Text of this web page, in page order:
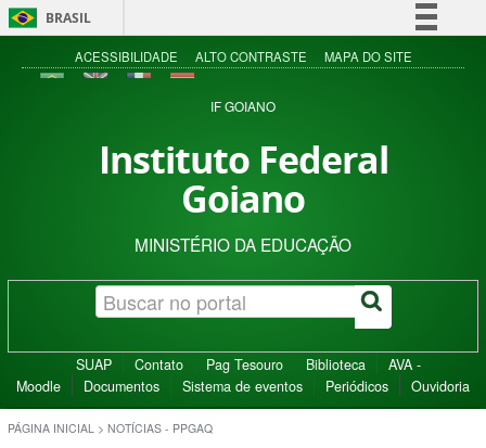
BRASIL
Simplifique!
Acesso à informação
ACESSIBILIDADE ALTO CONTRASTE MAPA DO SITE
IF GOIANO
Instituto Federal
Goiano
MINISTÉRIO DA EDUCAÇÃO
SUAP Contato Pag Tesouro Biblioteca
AVA -
Moodle
Documentos Sistema de eventos Periódicos Ouvidoria
PÁGINA INICIAL > NOTÍCIAS - PPGAQ